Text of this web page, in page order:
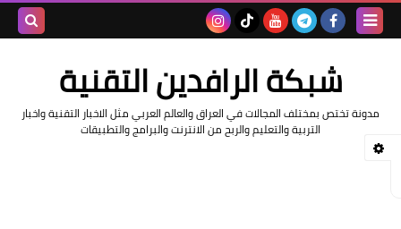
شبكة الرافدين التقنية
مدونة تختص بمختلف المجالات في العراق والعالم العربي مثل الاخبار التقنية واخبار
التربية والتعليم والربح من الانترنت والبرامج والتطبيقات